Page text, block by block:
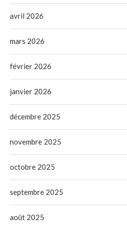
avril 2026
mars 2026
février 2026
janvier 2026
décembre 2025
novembre 2025
octobre 2025
septembre 2025
août 2025